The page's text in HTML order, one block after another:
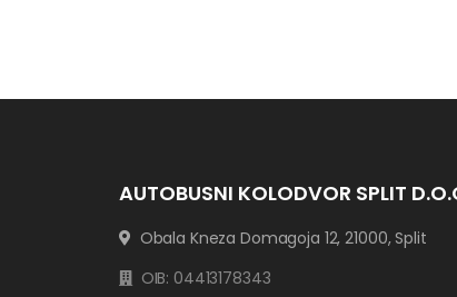
AUTOBUSNI KOLODVOR SPLIT
Obala Kneza Domagoja 12, 21000, Split
OIB: 04413178343